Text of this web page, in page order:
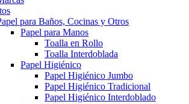
para Baños, Cocinas y Otros
Papel para Manos
Toalla en Rollo
Toalla Interdoblada
Papel Higiénico
Papel Higiénico Jumbo
Papel Higiénico Tradicional
Papel Higiénico Interdoblado